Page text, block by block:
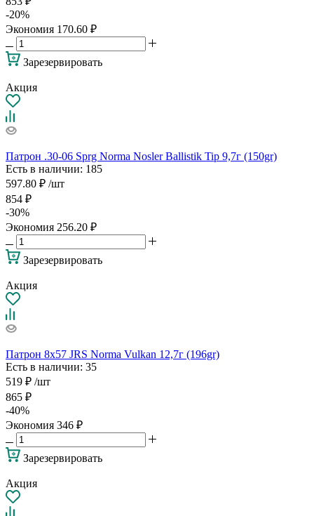
-20%
Экономия 170.60 ₽
Зарезервировать
Акция
Патрон .30-06 Sprg Norma Nosler Ballistik Tip 9,7г (150gr)
Есть в наличии: 185
597.80 ₽ /шт
854 ₽
-30%
Экономия 256.20 ₽
Зарезервировать
Акция
Патрон 8x57 JRS Norma Vulkan 12,7г (196gr)
Есть в наличии: 35
519 ₽ /шт
865 ₽
-40%
Экономия 346 ₽
Зарезервировать
Акция